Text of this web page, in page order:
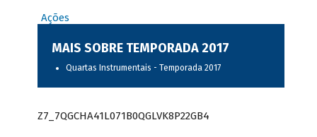
Ações
MAIS SOBRE TEMPORADA 2017
Quartas Instrumentais - Temporada 2017
Z7_7QGCHA41L071B0QGLVK8P22GB4